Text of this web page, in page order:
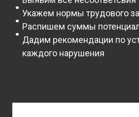
Укажем нормы трудового
Распишем суммы
Дадим рекомендации по
каждого нарушения